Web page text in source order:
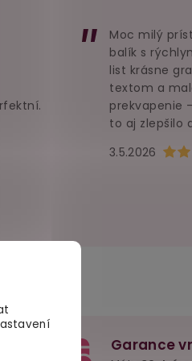
je 5 z 5 hvězdiček.
3.5.2026
Moc milý
balík s
list krásne
textom a
prekvapenie
to aj zlepšilo
Garance